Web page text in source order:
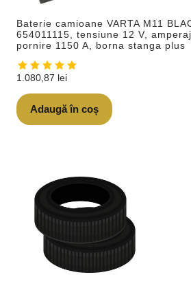
Baterie camioane VARTA M11
654011115, tensiune 12 V,
pornire 1150 A, borna stanga plus
1.080,87 lei
Adaugă în coș